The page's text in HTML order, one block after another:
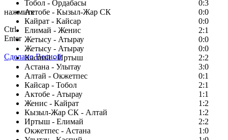
Тобол - Ордабасы
0:3
Актобе - Кызыл-Жар СК
0:0
Кайрат - Кайсар
0:0
Елимай - Женис
2:1
Жетысу - Атырау
0:0
Жетысу - Атырау
0:0
Каспий - Иртыш
2:2
Астана - Улытау
3:0
Алтай - Окжетпес
0:1
Кайсар - Тобол
2:1
Актобе - Атырау
1:1
Женис - Кайрат
1:2
Кызыл-Жар СК - Алтай
1:2
Иртыш - Елимай
2:2
Окжетпес - Астана
1:0
нажмите
Ctrl
Enter
Сделано Весной